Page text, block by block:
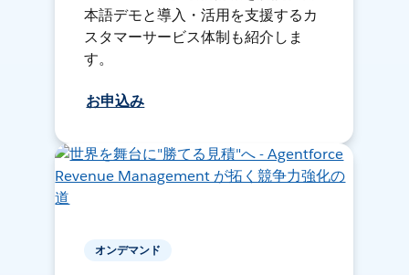
本語デモと導入・活用を支援するカ
スタマーサービス体制も紹介しま
す。
お申込み
オンデマンド